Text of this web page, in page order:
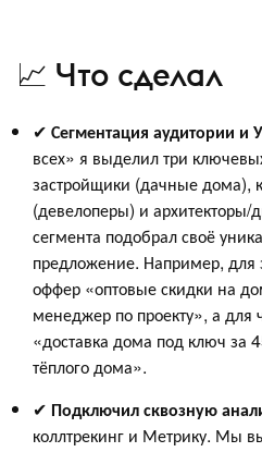
📈 Что сделал
✔ Сегментация аудитории и
всех» я выделил три
застройщики (дачные дома),
(девелоперы) и
сегмента подобрал своё
предложение. Например, для
оффер «оптовые скидки на
менеджер по проекту», а
«доставка дома под ключ за
тёплого дома».
✔ Подключил сквозную
коллтрекинг и Метрику. Мы